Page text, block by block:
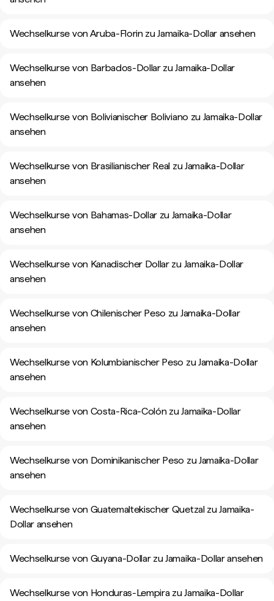
Wechselkurse von Aruba-Florin zu Jamaika-Dollar ansehen
Wechselkurse von Barbados-Dollar zu Jamaika-Dollar
ansehen
Wechselkurse von Bolivianischer Boliviano zu Jamaika-Dollar
ansehen
Wechselkurse von Brasilianischer Real zu Jamaika-Dollar
ansehen
Wechselkurse von Bahamas-Dollar zu Jamaika-Dollar
ansehen
Wechselkurse von Kanadischer Dollar zu Jamaika-Dollar
ansehen
Wechselkurse von Chilenischer Peso zu Jamaika-Dollar
ansehen
Wechselkurse von Kolumbianischer Peso zu Jamaika-Dollar
ansehen
Wechselkurse von Costa-Rica-Colón zu Jamaika-Dollar
ansehen
Wechselkurse von Dominikanischer Peso zu Jamaika-Dollar
ansehen
Wechselkurse von Guatemaltekischer Quetzal zu Jamaika-
Dollar ansehen
Wechselkurse von Guyana-Dollar zu Jamaika-Dollar ansehen
Wechselkurse von Honduras-Lempira zu Jamaika-Dollar